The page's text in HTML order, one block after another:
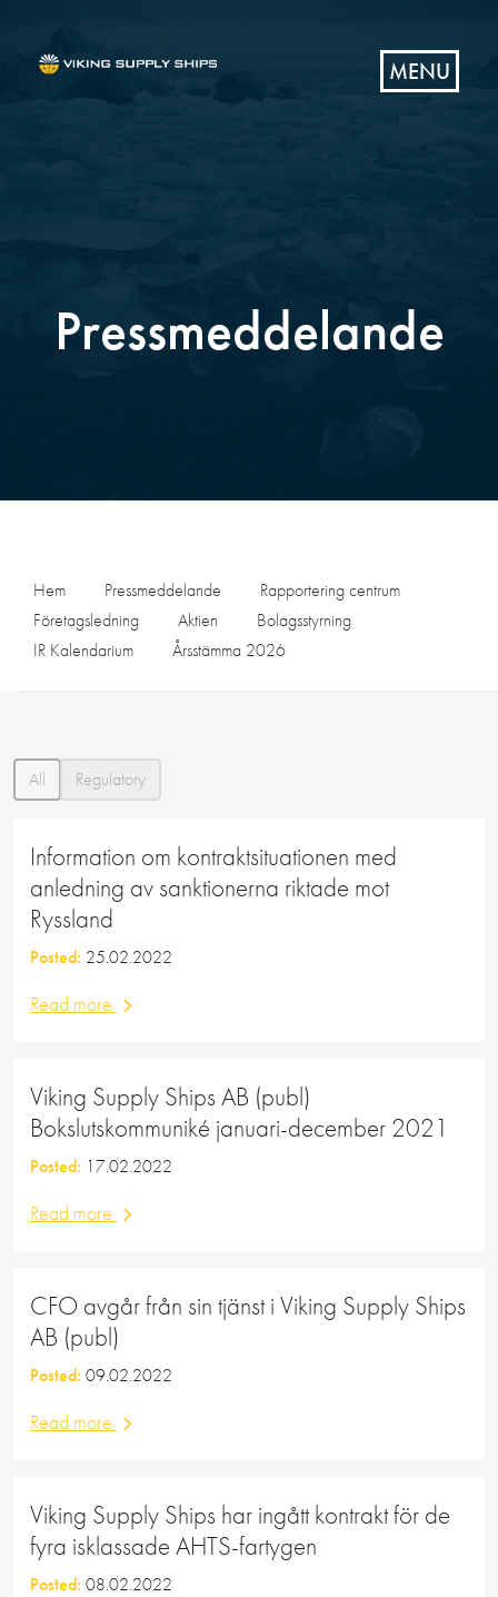
MENU
Pressmeddelande
Hem Pressmeddelande
Rapportering centrum
Företagsledning
Aktien
Bolagsstyrning
IR Kalendarium
Årsstämma 2026
All Regulatory
Information om kontraktsituationen med
anledning av sanktionerna riktade mot
Ryssland
Posted: 25.02.2022
Read more
Viking Supply Ships AB (publ)
Bokslutskommuniké januari-december 2021
Posted: 17.02.2022
Read more
CFO avgår från sin tjänst i Viking Supply Ships
AB (publ)
Posted: 09.02.2022
Read more
Viking Supply Ships har ingått kontrakt för de
fyra isklassade AHTS-fartygen
Posted: 08.02.2022